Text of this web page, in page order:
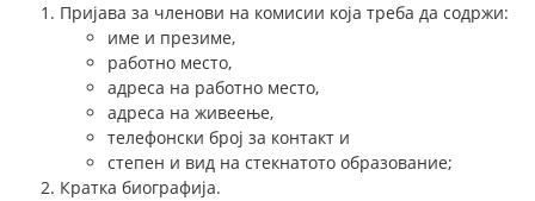
Пријава за членови на комисии која треба да содржи:
име и презиме,
работно место,
адреса на работно место,
адреса на живеење,
телефонски број за контакт и
степен и вид на стекнатото образование;
Кратка биографија.